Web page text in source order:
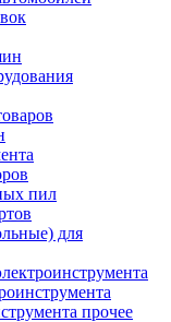
пил
для
прочее